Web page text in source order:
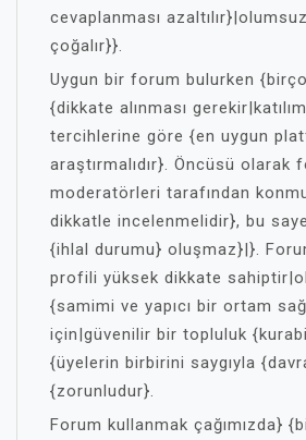
cevaplanması
çoğalır}}.
Uygun bir forum bulurken
{dikkate alınması
tercihlerine göre {en uygun
araştırmalıdır}. Öncüsü olarak
moderatörleri tarafından
dikkatle incelenmelidir}, bu
{ihlal durumu} oluşmaz}|}.
profili yüksek dikkate
{samimi ve yapıcı bir ortam
için|güvenilir bir topluluk
{üyelerin birbirini saygıyla
{zorunludur}.
Forum kullanmak çağımızda}